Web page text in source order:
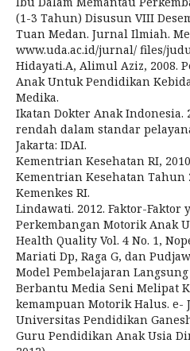
(1-3 Tahun) Disusun VIII
Tuan Medan. Jurnal Ilmiah.
www.uda.ac.id/jurnal/ files/
Hidayati.A, Alimul Aziz, 2008.
Anak Untuk Pendidikan
Medika.
Ikatan Dokter Anak Indonesia.
rendah dalam standar
Jakarta: IDAI.
Kementrian Kesehatan RI,
Kementrian Kesehatan Tahun
Kemenkes RI.
Lindawati. 2012. Faktor-
Perkembangan Motorik Anak
Health Quality Vol. 4 No. 1,
Mariati Dp, Raga G, dan
Model Pembelajaran
Berbantu Media Seni Melipat
kemampuan Motorik Halus. e-
Universitas Pendidikan
Guru Pendidikan Anak Usia